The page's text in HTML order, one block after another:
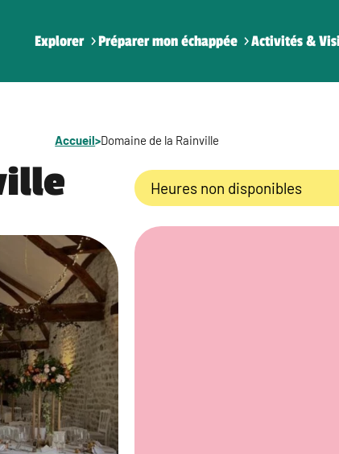
Explorer Préparer mon échappée Activités &
Accueil>Domaine de la Rainville
Heures non disponibles